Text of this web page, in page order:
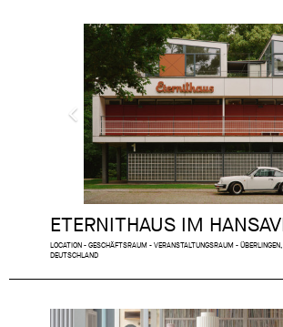
LOCATION - GESCHÄFTSRAUM - VERANSTALTUNGSRAUM - ÜBERLINGEN,
DEUTSCHLAND